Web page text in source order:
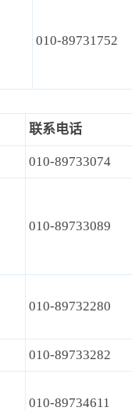
010-89731752
联系电话
010-89733074
010-89733089
010-89732280
010-89733282
010-89734611